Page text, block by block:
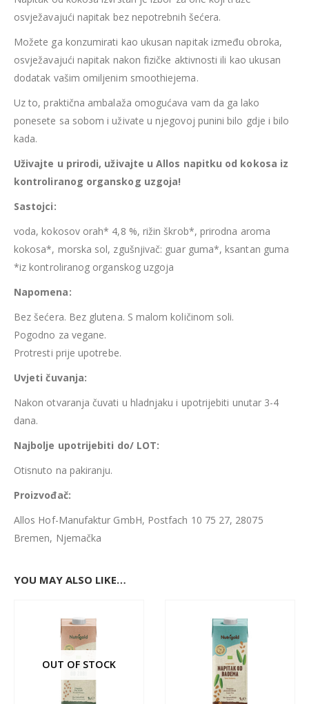
osvježavajući napitak bez nepotrebnih šećera.
Možete ga konzumirati kao ukusan napitak između obroka,
osvježavajući napitak nakon fizičke aktivnosti ili kao ukusan
dodatak vašim omiljenim smoothiejema.
Uz to, praktična ambalaža omogućava vam da ga lako
ponesete sa sobom i uživate u njegovoj punini bilo gdje i bilo
kada.
Uživajte u prirodi, uživajte u Allos napitku od kokosa iz
kontroliranog organskog uzgoja!
Sastojci:
voda, kokosov orah* 4,8 %, rižin škrob*, prirodna aroma
kokosa*, morska sol, zgušnjivač: guar guma*, ksantan guma
*iz kontroliranog organskog uzgoja
Napomena:
Bez šećera. Bez glutena. S malom količinom soli.
Pogodno za vegane.
Protresti prije upotrebe.
Uvjeti čuvanja:
Nakon otvaranja čuvati u hladnjaku i upotrijebiti unutar 3-4
dana.
Najbolje upotrijebiti do/ LOT:
Otisnuto na pakiranju.
Proizvođač:
Allos Hof-Manufaktur GmbH, Postfach 10 75 27, 28075
Bremen, Njemačka
YOU MAY ALSO LIKE…
OUT OF STOCK